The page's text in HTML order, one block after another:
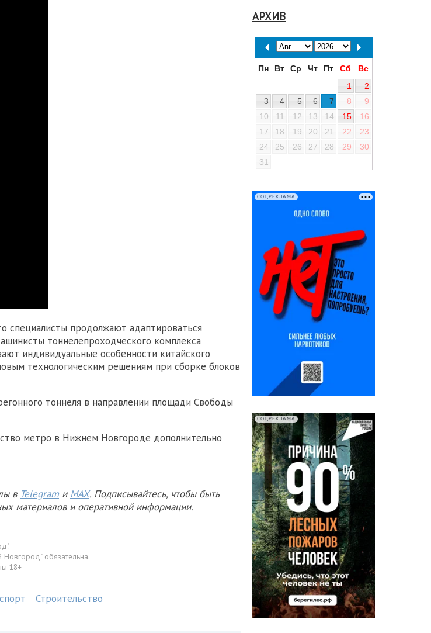
специалисты продолжают адаптироваться
тоннелепроходческого комплекса
индивидуальные особенности китайского
технологическим решениям при сборке блоков
тоннеля в направлении площади Свободы
метро в Нижнем Новгороде дополнительно
в Telegram и MAX. Подписывайтесь, чтобы быть
материалов и оперативной информации.
обязательна.
18+
Строительство
АРХИВ
Пн Вт Ср Чт Пт Сб
Вс
1
2
3
4 5 6 7 8
9
10
11 12 13 14 15
16
17
18 19 20 21 22
23
24
25 26 27 28 29
30
31
СОЦРЕКЛАМА
СОЦРЕКЛАМА